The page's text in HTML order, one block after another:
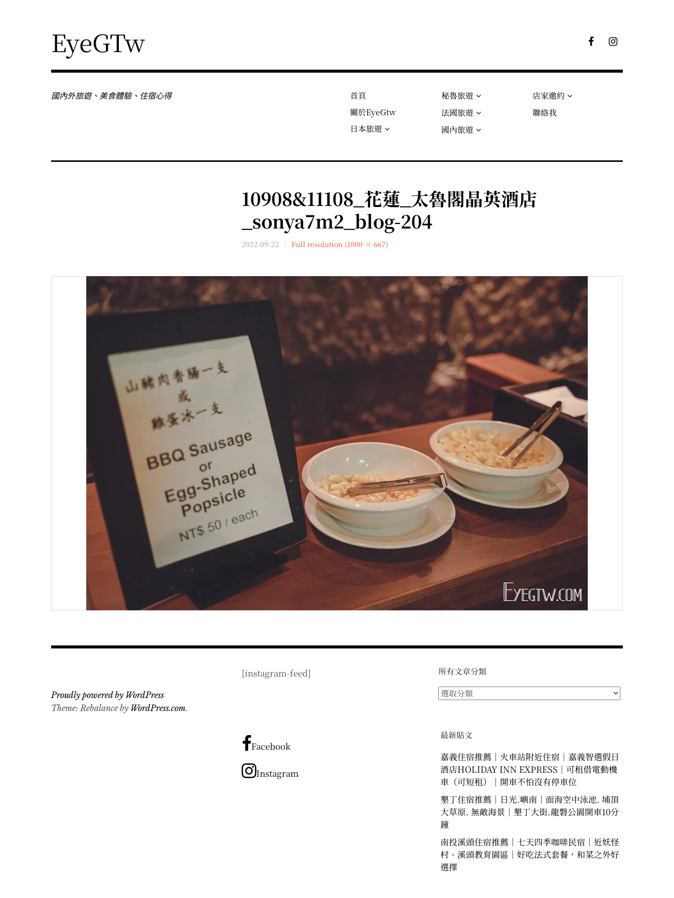
EyeGTw
絲
國內外旅遊、美食體驗、住宿心得
首頁
關於EyeGtw
日本旅遊
秘魯旅遊
法國旅遊
國內旅遊
店家邀約
聯絡我
10908&11108_花蓮_太魯閣晶英酒店
_sonya7m2_blog-204
2022-09-22 Full resolution (1000 × 667)
[instagram-feed] 所有文章分類
所
章
分
類
Facebook
Instagram
最新貼文
嘉義住宿推薦｜火車站附近住宿｜嘉義智選假日
酒店HOLIDAY INN EXPRESS｜可租借電動機
車（可短租）｜開車不怕沒有停車位
墾丁住宿推薦｜日光.嶼南｜面海空中泳池. 埔頂
大草原. 無敵海景｜墾丁大街.龍磐公園開車10分
鐘
南投溪頭住宿推薦｜七天四季咖啡民宿｜近妖怪
村、溪頭教育園區｜好吃法式套餐，和菜之外好
選擇
Proudly powered by WordPress
Theme: Rebalance by WordPress.com.